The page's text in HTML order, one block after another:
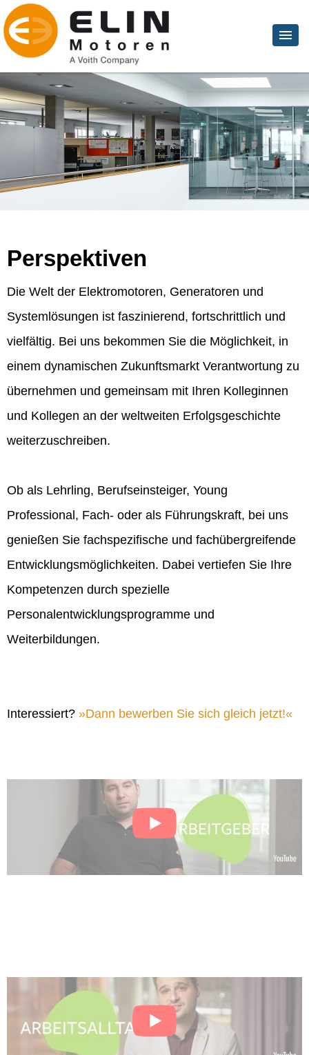
Perspektiven
Die Welt der Elektromotoren, Generatoren und
Systemlösungen ist faszinierend, fortschrittlich und
vielfältig. Bei uns bekommen Sie die Möglichkeit, in
einem dynamischen Zukunftsmarkt Verantwortung zu
übernehmen und gemeinsam mit Ihren Kolleginnen
und Kollegen an der weltweiten Erfolgsgeschichte
weiterzuschreiben.
Ob als Lehrling, Berufseinsteiger, Young
Professional, Fach- oder als Führungskraft, bei uns
genießen Sie fachspezifische und fachübergreifende
Entwicklungsmöglichkeiten. Dabei vertiefen Sie Ihre
Kompetenzen durch spezielle
Personalentwicklungsprogramme und
Weiterbildungen.
Interessiert? Dann bewerben Sie sich gleich jetzt!